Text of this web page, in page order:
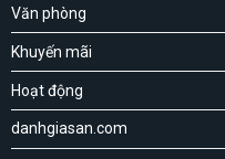
Văn phòng
Khuyến mãi
Hoạt động
danhgiasan.com